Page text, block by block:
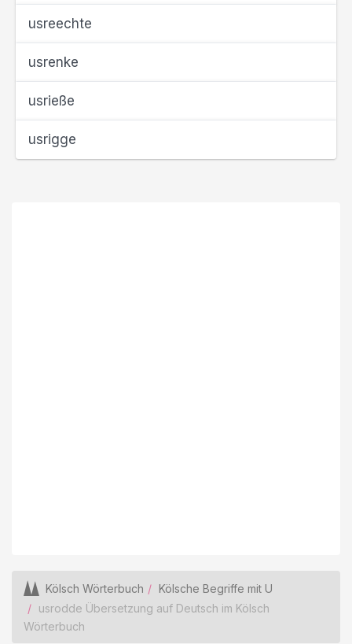
usreechte
usrenke
usrieße
usrigge
Kölsch Wörterbuch
Kölsche Begriffe mit U
usrodde Übersetzung auf Deutsch im Kölsch
Wörterbuch